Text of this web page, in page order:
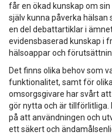
får en ökad kunskap om
själv kunna påverka hälsan
en del debattartiklar i
evidensbaserad kunskap i
hälsoappar och
Det finns olika behov som
funktionalitet, samt för
omsorgsgivare har svårt
gör nytta och är tillförlitliga.
på att användningen och
ett säkert och